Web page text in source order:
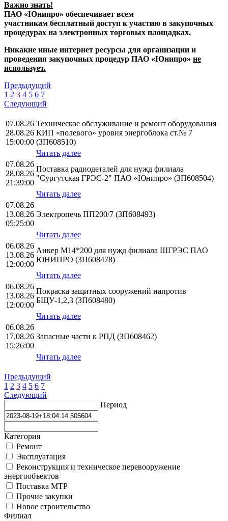
Важно знать!
ПАО «Юнипро» обеспечивает всем
участникам бесплатный доступ к участию в закупочных
процедурах на электронных торговых площадках.
Никакие иные интернет ресурсы для организации и
проведения закупочных процедур ПАО «Юнипро» не
использует.
Предыдущий
1 2 3 4 5 6 7
Следующий
07.08.26
28.08.26
15:00:00
Техническое обслуживание и ремонт оборудования
КИП «полевого» уровня энергоблока ст.№ 7
(ЗП608510)
Читать далее
07.08.26
28.08.26
21:39:00
Поставка радиодеталей для нужд филиала
"Сургутская ГРЭС-2" ПАО «Юнипро» (ЗП608504)
Читать далее
07.08.26
13.08.26
05:25:00
Электропечь ПП200/7 (ЗП608493)
Читать далее
06.08.26
13.08.26
12:00:00
Анкер М14*200 для нужд филиала ШГРЭС ПАО
ЮНИПРО (ЗП608478)
Читать далее
06.08.26
13.08.26
12:00:00
Покраска защитных сооружений напротив
БЩУ-1,2,3 (ЗП608480)
Читать далее
06.08.26
17.08.26
15:26:00
Запасные части к РПД (ЗП608462)
Читать далее
Предыдущий
1 2 3 4 5 6 7
Следующий
Период
Категория
Ремонт
Эксплуатация
Реконструкция и техническое перевооружение
энергообъектов
Поставка МТР
Прочие закупки
Новое строительство
Филиал